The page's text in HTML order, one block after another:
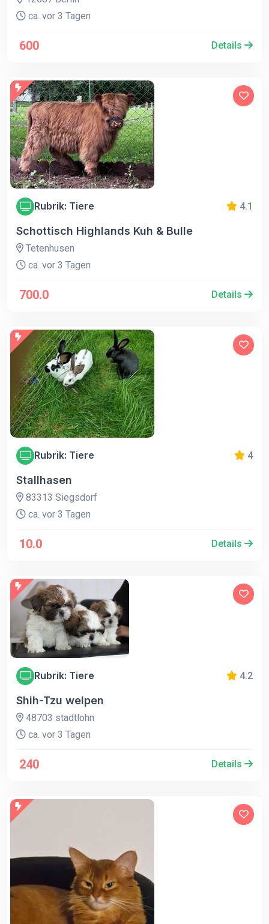
ca. vor 3 Tagen
600 Details
Rubrik: Tiere 4.1
Schottisch Highlands Kuh & Bulle
Tetenhusen
ca. vor 3 Tagen
700.0 Details
Rubrik: Tiere 4
Stallhasen
83313 Siegsdorf
ca. vor 3 Tagen
10.0 Details
Rubrik: Tiere 4.2
Shih-Tzu welpen
48703 stadtlohn
ca. vor 3 Tagen
240 Details